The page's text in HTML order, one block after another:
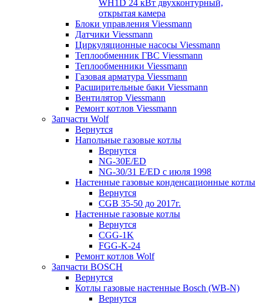
WH1D 24 кВт двухконтурный,
открытая камера
Блоки управления Viessmann
Датчики Viessmann
Циркуляционные насосы Viessmann
Теплообменник ГВС Viessmann
Теплообменники Viessmann
Газовая арматура Viessmann
Расширительные баки Viessmann
Вентилятор Viessmann
Ремонт котлов Viessmann
Запчасти Wolf
Вернутся
Напольные газовые котлы
Вернутся
NG-30E/ED
NG-30/31 E/ED с июля 1998
Настенные газовые конденсационные котлы
Вернутся
CGB 35-50 до 2017г.
Настенные газовые котлы
Вернутся
CGG-1K
FGG-K-24
Ремонт котлов Wolf
Запчасти BOSCH
Вернутся
Котлы газовые настенные Bosch (WB-N)
Вернутся